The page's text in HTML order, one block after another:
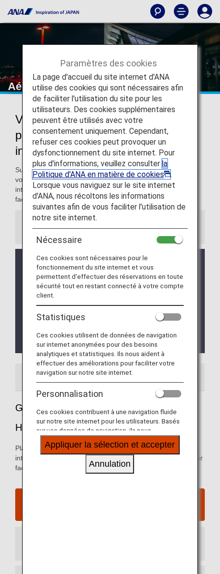
Aéroport international de Hong Kong
Voyager à destination et en
provenance de l'aéroport
international de Hong Kong
Sur cette page, vous trouverez toutes les informations dont
vous avez besoin pour vous déplacer dans l'aéroport
international de Hong Kong et rejoindre votre destination
facilement.
Information
Les procédures d'embarquement biométrique
débuteront le 1er décembre 2022. Si vous
enregistrez vos informations de reconnaissance
faciale à la zone de contrôle de sécurité ou au
reconnaissance faciale biométrique, sans
Guide de l'aéroport Informations utiles
Guide de l'aéroport international de
Hong Kong
Plans des terminaux d'arrivée et de départ de l'aéroport
international de Hong Kong et informations pour se déplacer
facilement.
Paramètres des cookies
La page d'accueil du site internet d'ANA
utilise des cookies qui sont nécessaires afin
de faciliter l'utilisation du site pour les
utilisateurs. Des cookies supplémentaires
peuvent être utilisés avec votre
consentement uniquement. Cependant,
refuser ces cookies peut provoquer un
dysfonctionnement du site internet. Pour
plus d'informations, veuillez consulter la
Politique d'ANA en matière de cookies
.
Lorsque vous naviguez sur le site internet
d'ANA, nous récoltons les informations
suivantes afin de vous faciliter l'utilisation de
notre site internet.
Nécessaire
Ces cookies sont nécessaires pour le
fonctionnement du site internet et vous
permettent d'effectuer des réservations en toute
sécurité tout en restant connecté à votre compte
client.
Statistiques
Ces cookies utilisent de données de navigation
sur internet anonymées pour des besoins
analytiques et statistiques. Ils nous aident à
effectuer des améliorations pour faciliter votre
navigation sur notre site internet.
Personnalisation
Ces cookies contribuent à une navigation fluide
sur notre site internet pour les utilisateurs. Basés
sur vos données de navigation, ils nous
permettent de fournir du contenu qui correspond
à vos intérêts personnels à travers nos sites
Appliquer la sélection et accepter
Annulation